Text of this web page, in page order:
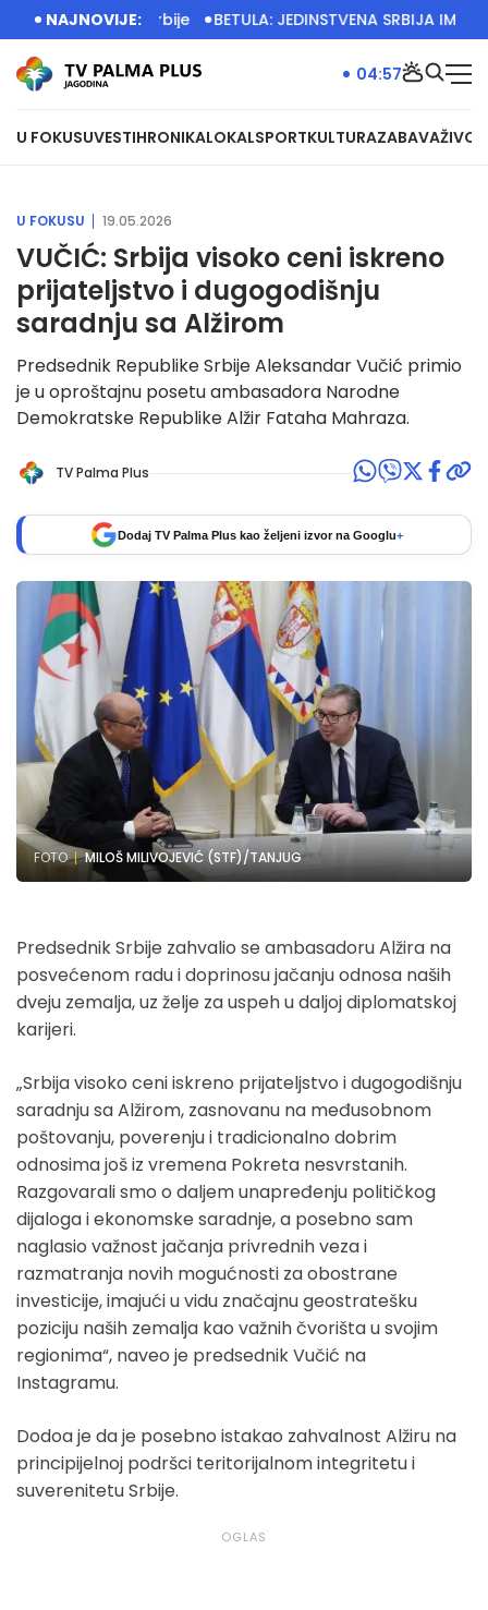
NAJNOVIJE:
privrede Srbije BETULA: JEDINSTVENA SRBIJA IMA
U FOKUSUVESTIHRONIKALOKALSPORTKULTURAZABAVAŽIVOT
04:57
U FOKUSU 19.05.2026
VUČIĆ: Srbija visoko ceni iskreno
prijateljstvo i dugogodišnju
saradnju sa Alžirom
Predsednik Republike Srbije Aleksandar Vučić primio
je u oproštajnu posetu ambasadora Narodne
Demokratske Republike Alžir Fataha Mahraza.
TV Palma Plus
Dodaj TV Palma Plus kao željeni izvor na Googlu+
FOTO MILOŠ MILIVOJEVIĆ (STF)/TANJUG
Predsednik Srbije zahvalio se ambasadoru Alžira na
posvećenom radu i doprinosu jačanju odnosa naših
dveju zemalja, uz želje za uspeh u daljoj diplomatskoj
karijeri.
„Srbija visoko ceni iskreno prijateljstvo i dugogodišnju
saradnju sa Alžirom, zasnovanu na međusobnom
poštovanju, poverenju i tradicionalno dobrim
odnosima još iz vremena Pokreta nesvrstanih.
Razgovarali smo o daljem unapređenju političkog
dijaloga i ekonomske saradnje, a posebno sam
naglasio važnost jačanja privrednih veza i
razmatranja novih mogućnosti za obostrane
investicije, imajući u vidu značajnu geostratešku
poziciju naših zemalja kao važnih čvorišta u svojim
regionima“, naveo je predsednik Vučić na
Instagramu.
Dodoa je da je posebno istakao zahvalnost Alžiru na
principijelnoj podršci teritorijalnom integritetu i
suverenitetu Srbije.